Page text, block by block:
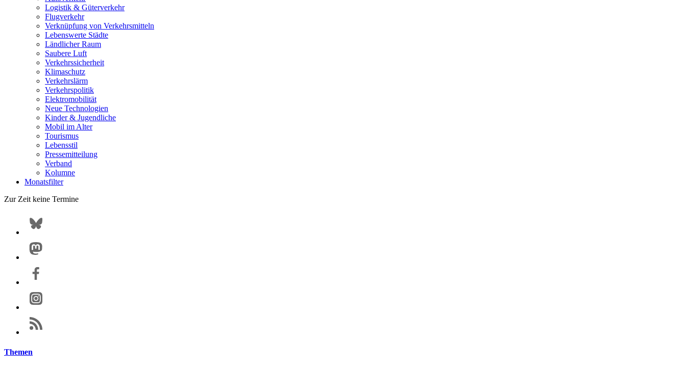
Logistik & Güterverkehr
Flugverkehr
Verknüpfung von Verkehrsmitteln
Lebenswerte Städte
Ländlicher Raum
Saubere Luft
Verkehrssicherheit
Klimaschutz
Verkehrslärm
Verkehrspolitik
Elektromobilität
Neue Technologien
Kinder & Jugendliche
Mobil im Alter
Tourismus
Lebensstil
Pressemitteilung
Verband
Kolumne
Monatsfilter
Zur Zeit keine Termine
Themen